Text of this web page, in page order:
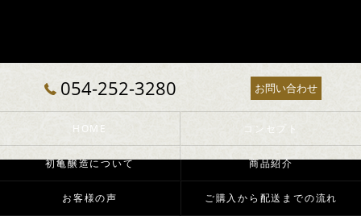
054-252-3280 お問い合わせ
HOME コンセプト
初亀醸造について 商品紹介
お客様の声 ご購入から配送までの流れ